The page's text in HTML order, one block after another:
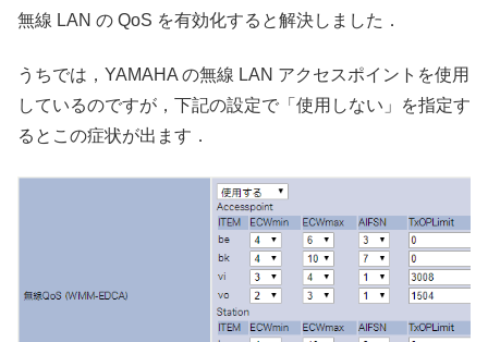
無線 LAN の QoS を有効化すると解決しました．
うちでは，YAMAHA の無線 LAN アクセスポイントを使用
しているのですが，下記の設定で「使用しない」を指定す
るとこの症状が出ます．